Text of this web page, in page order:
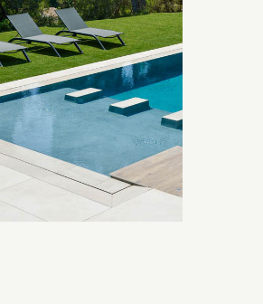
en béton contemporaines Jacques
uniques grâce au large choix de
et de revêtements et les nombreuses
miroir, couloir de nage, plage
immergée, débordement.